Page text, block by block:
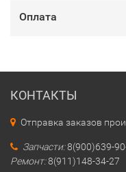
Оплата
КОНТАКТЫ
Отправка заказов
Запчасти:8(900)639-
Ремонт:8(911)148-34-27